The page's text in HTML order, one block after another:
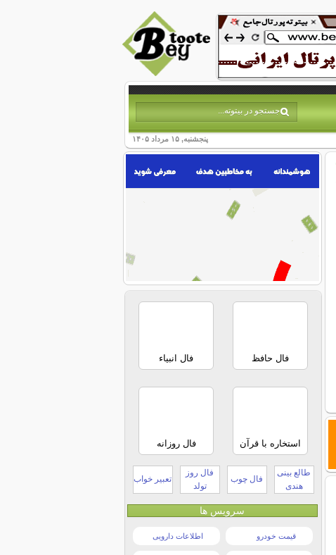
پنجشنبه, ۱۵ مرداد ۱۴۰۵
فال حافظ فال انبیاء
استخاره با قرآن فال روزانه
طالع بینی
هندی
فال چوب
فال روز
تولد
تعبیر خواب
سرویس ها
قیمت خودرو اطلاعات دارویی